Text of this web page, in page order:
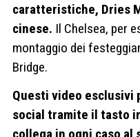
caratteristiche, Dries
cinese. Il Chelsea, per
montaggio dei
Bridge.
Questi video esclusivi
social tramite il tasto